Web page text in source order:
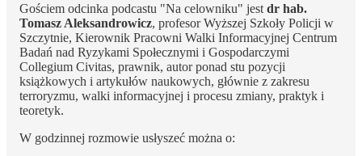
Gościem odcinka podcastu "Na celowniku" jest dr hab.
Tomasz Aleksandrowicz, profesor Wyższej Szkoły Policji w
Szczytnie, Kierownik Pracowni Walki Informacyjnej Centrum
Badań nad Ryzykami Społecznymi i Gospodarczymi
Collegium Civitas, prawnik, autor ponad stu pozycji
książkowych i artykułów naukowych, głównie z zakresu
terroryzmu, walki informacyjnej i procesu zmiany, praktyk i
teoretyk.
W godzinnej rozmowie usłyszeć można o: